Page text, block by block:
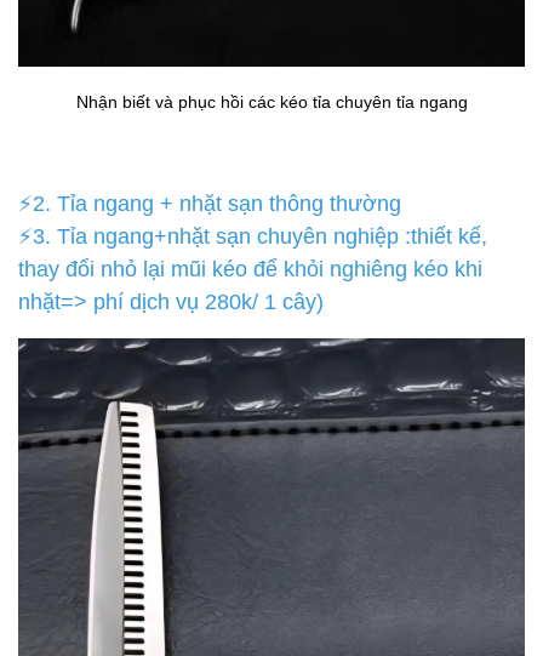
Nhận biết và phục hồi các kéo tỉa chuyên tỉa ngang
⚡2. Tỉa ngang + nhặt sạn thông thường
⚡3. Tỉa ngang+nhặt sạn chuyên nghiệp :thiết kế,
thay đổi nhỏ lại mũi kéo để khỏi nghiêng kéo khi
nhặt=> phí dịch vụ 280k/ 1 cây)